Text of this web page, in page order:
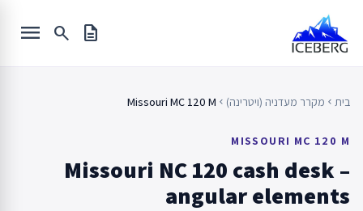
content
description
search
menu
בית chevron_left מקרר מעדניה (ויטרינה) chevron_left
Missouri MC 120 M
MISSOURI MC 120 M
Missouri NC 120 cash desk –
angular elements